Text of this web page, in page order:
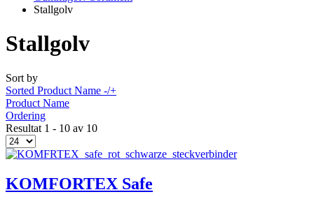
Stallgolv
Stallgolv
Sort by
Sorted Product Name -/+
Product Name
Ordering
Resultat 1 - 10 av 10
KOMFORTEX Safe